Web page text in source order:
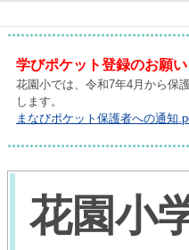
学びポケット登録のお願い
花園小では、令和7年4月から保
します。
まなびポケット保護者への通知
花園小